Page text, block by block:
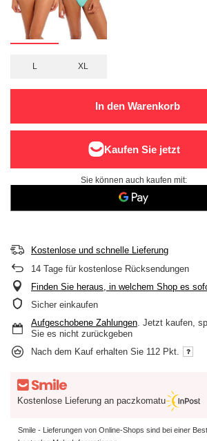
L XL
In den Warenkorb
Sie können auch kaufen mit:
Kostenlose und schnelle Lieferung
14 Tage für kostenlose Rücksendungen
Finden Sie heraus, in welchem Shop es
Sicher einkaufen
Aufgeschobene Zahlungen . Jetzt kaufen,
Sie es nicht zurückgeben
Nach dem Kauf erhalten Sie 112 Pkt.
Kostenlose Lieferung an paczkomatu
Smile - Lieferungen von Online-Shops sind bei einer